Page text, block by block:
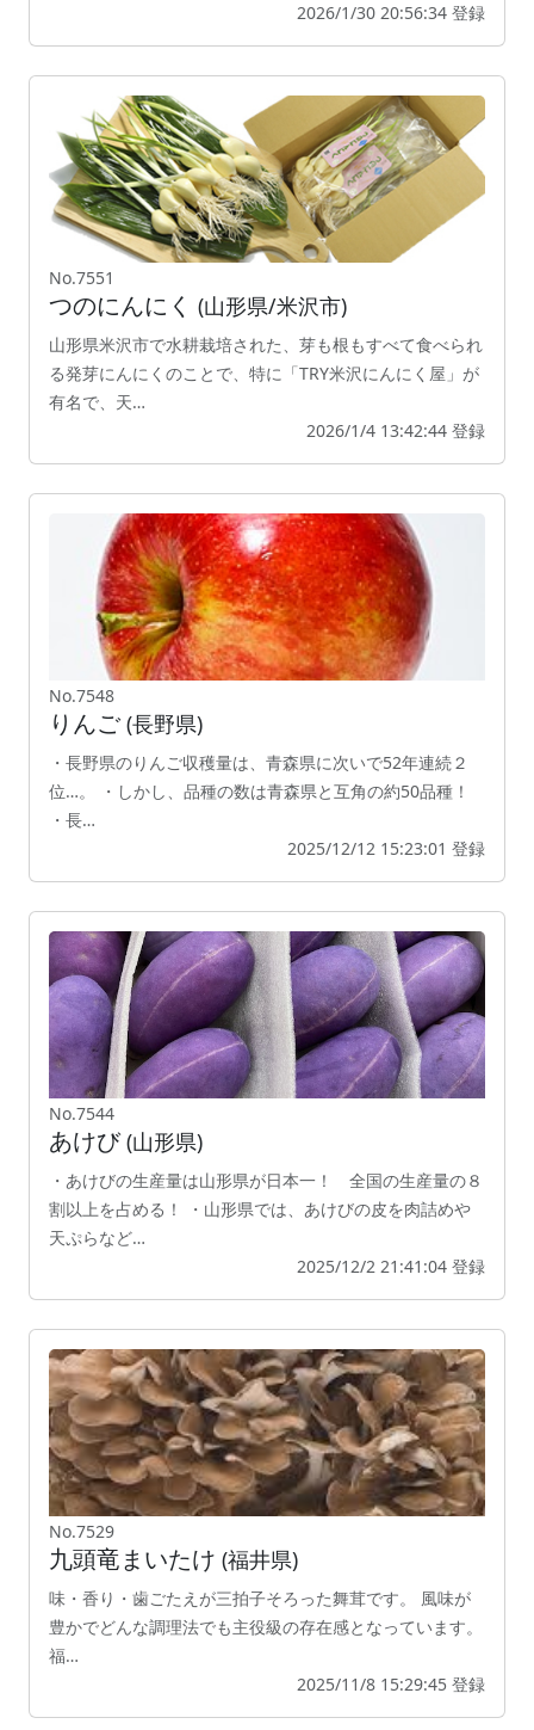
2026/1/30 20:56:34 登録
No.7551
つのにんにく (山形県/米沢市)
山形県米沢市で水耕栽培された、芽も根もすべて食べられ
る発芽にんにくのことで、特に「TRY米沢にんにく屋」が
有名で、天…
2026/1/4 13:42:44 登録
No.7548
りんご(長野県)
・長野県のりんご収穫量は、青森県に次いで52年連続２
位…。 ・しかし、品種の数は青森県と互角の約50品種！
・長…
2025/12/12 15:23:01 登録
No.7544
あけび(山形県)
・あけびの生産量は山形県が日本一！ 全国の生産量の８
割以上を占める！ ・山形県では、あけびの皮を肉詰めや
天ぷらなど…
2025/12/2 21:41:04 登録
No.7529
九頭竜まいたけ (福井県)
味・香り・歯ごたえが三拍子そろった舞茸です。 風味が
豊かでどんな調理法でも主役級の存在感となっています。
福…
2025/11/8 15:29:45 登録